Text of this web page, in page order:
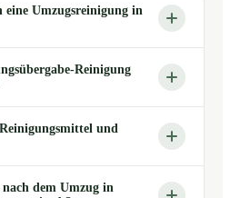
Umzugsreinigung in
Reinigung
und
dem Umzug in